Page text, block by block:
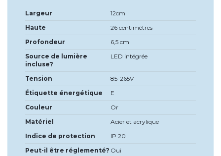
Largeur
12cm
Haute
26 centimètres
Profondeur
6,5 cm
Source de lumière
incluse?
LED intégrée
Tension
85-265V
Étiquette énergétique
E
Couleur
Or
Matériel
Acier et acrylique
Indice de protection
IP 20
Peut-il être réglementé? Oui